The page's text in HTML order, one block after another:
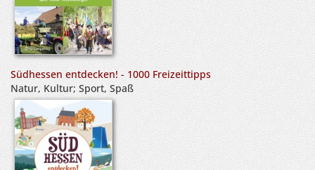
Südhessen entdecken! - 1000 Freizeittipps
Natur, Kultur; Sport, Spaß